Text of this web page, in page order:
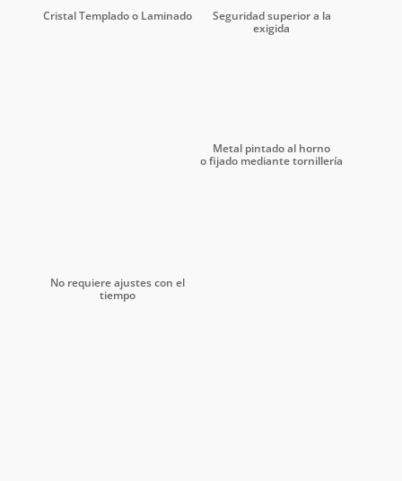
Cristal Templado o Laminado
Seguridad superior a la
exigida
Metal pintado al horno
o fijado mediante tornillería
No requiere ajustes con el
tiempo